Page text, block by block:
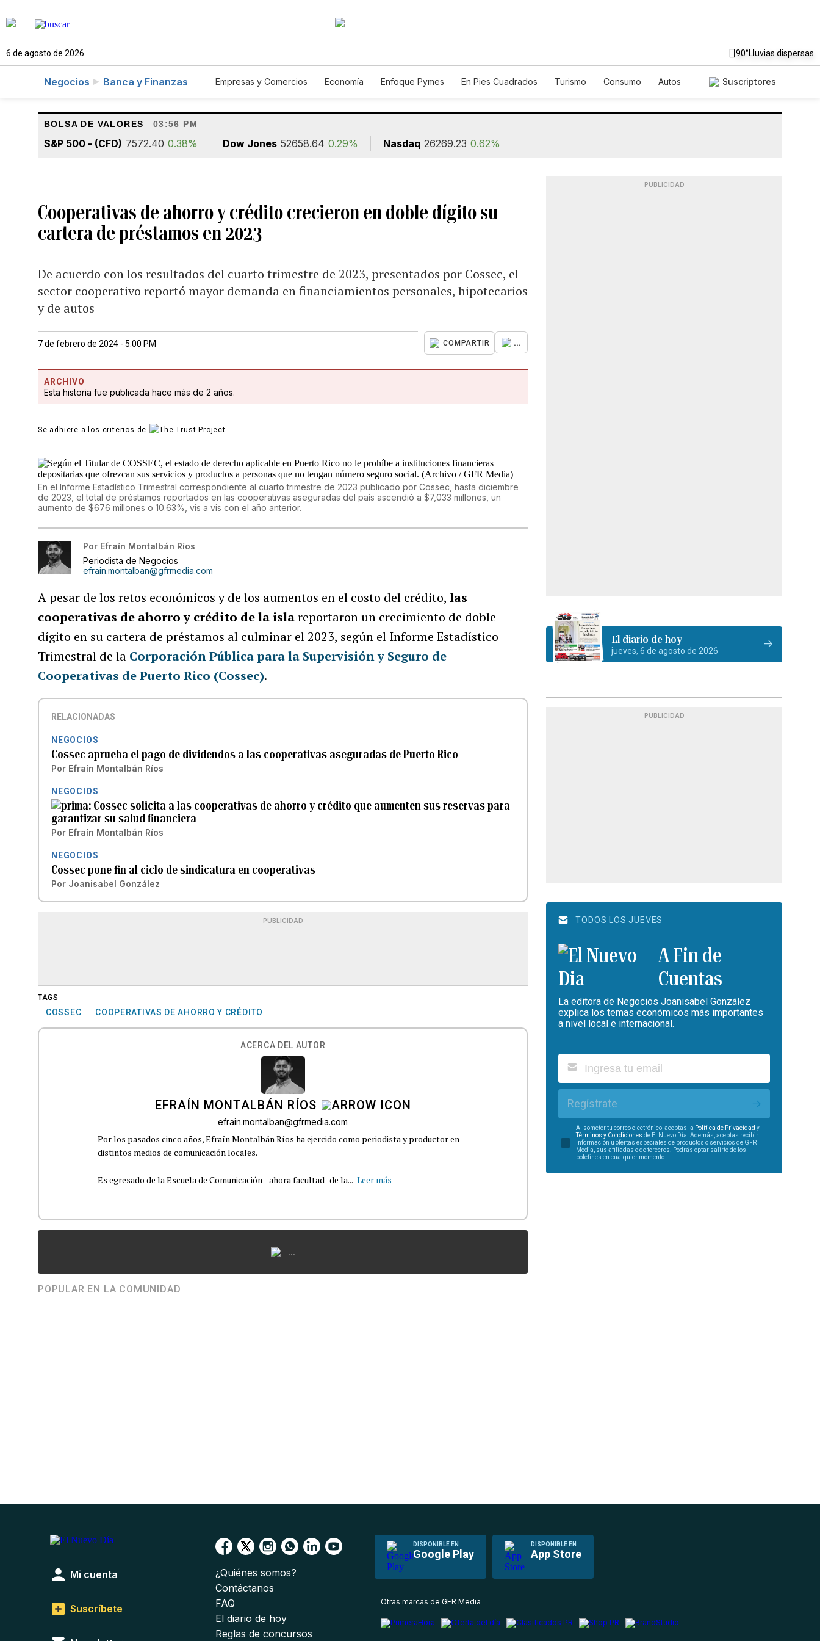
6 de agosto de 2026 90°Lluvias dispersas
Negocios Banca y Finanzas Empresas y Comercios Economía Enfoque Pymes En Pies Cuadrados Turismo Consumo
Autos
Suscriptores
BOLSA DE VALORES 03:56 PM
S&P 500 - (CFD) 7572.40 0.38% Dow Jones 52658.64 0.29% Nasdaq 26269.23 0.62%
Cooperativas de ahorro y crédito crecieron en doble dígito su
cartera de préstamos en 2023
De acuerdo con los resultados del cuarto trimestre de 2023, presentados por Cossec, el
sector cooperativo reportó mayor demanda en financiamientos personales, hipotecarios
y de autos
7 de febrero de 2024 - 5:00 PM COMPARTIR ...
ARCHIVO
Esta historia fue publicada hace más de 2 años.
Se adhiere a los criterios de
En el Informe Estadístico Trimestral correspondiente al cuarto trimestre de 2023 publicado por Cossec, hasta diciembre
de 2023, el total de préstamos reportados en las cooperativas aseguradas del país ascendió a $7,033 millones, un
aumento de $676 millones o 10.63%, vis a vis con el año anterior.
Por Efraín Montalbán Ríos
Periodista de Negocios
efrain.montalban@gfrmedia.com
A pesar de los retos económicos y de los aumentos en el costo del crédito,las
cooperativas de ahorro y crédito de la islareportaron un crecimiento de doble
dígito en su cartera de préstamos al culminar el 2023, según el Informe Estadístico
Trimestral de la Corporación Pública para la Supervisión y Seguro de
Cooperativas de Puerto Rico (Cossec).
RELACIONADAS
NEGOCIOS
Cossec aprueba el pago de dividendos a las cooperativas aseguradas de Puerto Rico
Por Efraín Montalbán Ríos
NEGOCIOS
Cossec solicita a las cooperativas de ahorro y crédito que aumenten sus reservas para
garantizar su salud financiera
Por Efraín Montalbán Ríos
NEGOCIOS
Cossec pone fin al ciclo de sindicatura en cooperativas
Por Joanisabel González
PUBLICIDAD
TAGS
COSSEC COOPERATIVAS DE AHORRO Y CRÉDITO
ACERCA DEL AUTOR
EFRAÍN MONTALBÁN RÍOS
efrain.montalban@gfrmedia.com
Por los pasados cinco años, Efraín Montalbán Ríos ha ejercido como periodista y productor en
distintos medios de comunicación locales.
Es egresado de la Escuela de Comunicación –ahora facultad- de la... Leer más
...
POPULAR EN LA COMUNIDAD
PUBLICIDAD
El diario de hoy
jueves, 6 de agosto de 2026
PUBLICIDAD
TODOS LOS JUEVES
A Fin de
Cuentas
La editora de Negocios Joanisabel González
explica los temas económicos más importantes
a nivel local e internacional.
Regístrate
Al someter tu correo electrónico, aceptas la Política de Privacidad y
Términos y Condiciones de El Nuevo Día. Además, aceptas recibir
información u ofertas especiales de productos o servicios de GFR
Media, sus afiliadas o de terceros. Podrás optar salirte de los
boletines en cualquier momento.
DISPONIBLE EN
Google Play
DISPONIBLE EN
App Store
Mi cuenta
Suscríbete
¿Quiénes somos?
Contáctanos
FAQ
El diario de hoy
Reglas de concursos
Otras marcas de GFR Media